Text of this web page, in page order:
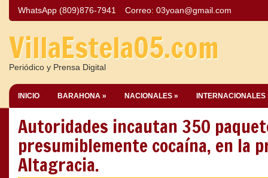
WhatsApp (809)876-7941 Correo: 03yoan@gmail.com
VillaEstela05.com
Periódico y Prensa Digital
INICIO BARAHONA » NACIONALES » INTERNACIONALES
Autoridades incautan 350
presumiblemente cocaína, en la
Altagracia.